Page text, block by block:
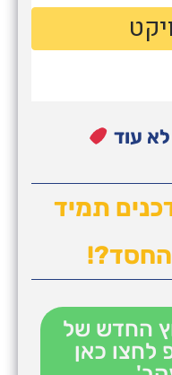
תמיד
החסד?!
החדש של
לחצו כאן